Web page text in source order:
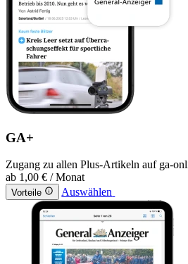
GA+
Zugang zu allen Plus-Artikeln auf ga-
ab 1,00 € / Monat
Vorteile Auswählen